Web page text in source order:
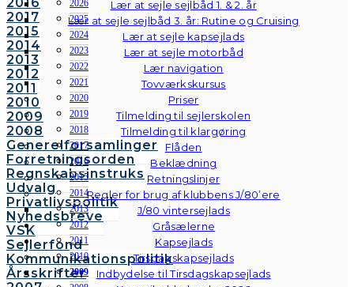
Lær at sejle sejlbåd 1. & 2. år
Lær at sejle sejlbåd 3. år: Rutine og Cruising
Lær at sejle kapsejlads
Lær at sejle motorbåd
Lær navigation
Tovværkskursus
Priser
Tilmelding til sejlerskolen
Tilmelding til klargøring
Flåden
Beklædning
Retningslinjer
Regler for brug af klubbens J/80’ere
J/80 vintersejlads
Gråsælerne
Kapsejlads
Tirsdagskapsejlads
Indbydelse til Tirsdagskapsejlads
2017
2015
2014
2013
2012
2011
2010
2009
2008
Generelforsamlinger
Forretningsorden
Regnskabsinstruks
Udvalg
Privatlivspolitik
Nyhedsbreve
VSK
Sejlerfond
Kommunikationspolitik
Årsskrifter
2026
2025
2024
2023
2022
2021
2020
2019
2018
2017
2016
2015
2014
2013
2012
2011
2010
2009